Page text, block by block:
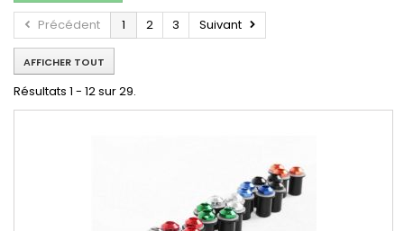
Précédent 1 2 3 Suivant
AFFICHER TOUT
Résultats 1 - 12 sur 29.